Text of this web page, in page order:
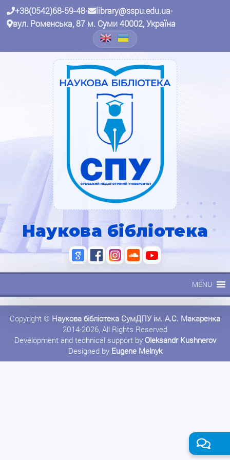
+38(0542)68-59-48• library@sspu.edu.ua•
вул. Роменська, 87 м. Суми 40002, Україна
Наукова бібліотека
MENU
Copyright © Наукова бібліотека СумДПУ ім. А.С. Макаренка
2014-2026, All Rights Reserved
Development and technical support by Oleksandr Kushnerov
Designed by Eugene Melnyk